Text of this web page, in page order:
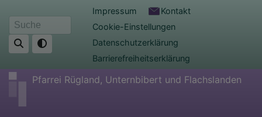
zum
Inhalt
Suche
Fußbereichsmenü
Impressum
Kontakt
Cookie-Einstellungen
Datenschutzerklärung
Barrierefreiheitserklärung
Pfarrei Rügland, Unternbibert und Flachslanden